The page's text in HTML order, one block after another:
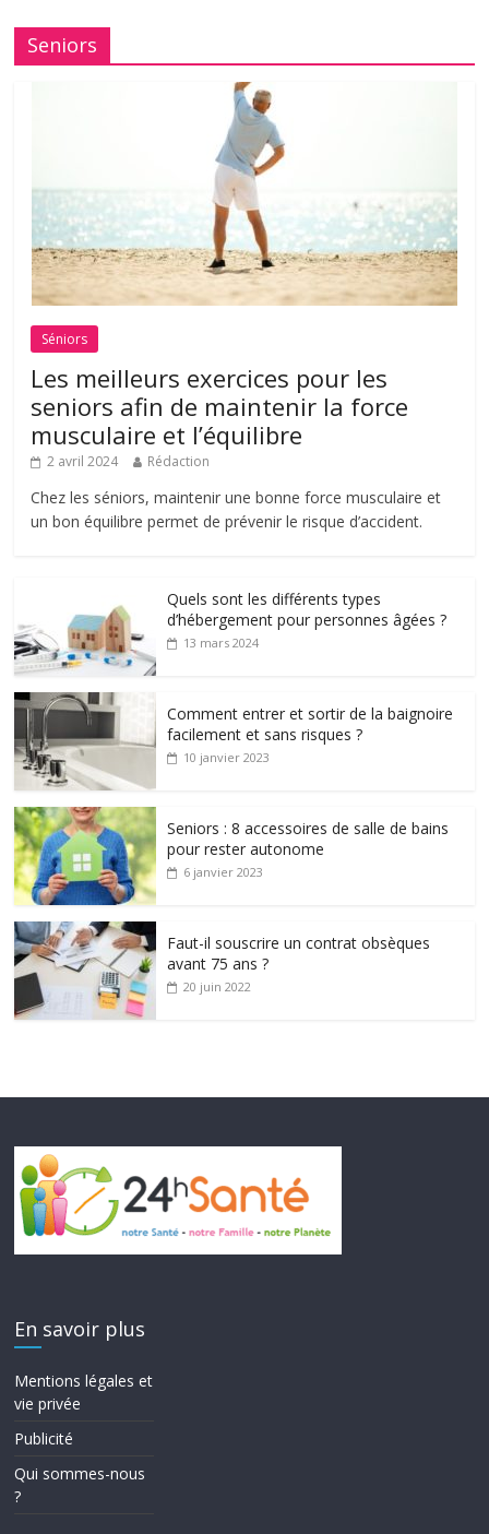
Seniors
Séniors
Les meilleurs exercices pour les
seniors afin de maintenir la force
musculaire et l’équilibre
2 avril 2024 Rédaction
Chez les séniors, maintenir une bonne force musculaire et
un bon équilibre permet de prévenir le risque d’accident.
Quels sont les différents types
d’hébergement pour personnes âgées ?
13 mars 2024
Comment entrer et sortir de la baignoire
facilement et sans risques ?
10 janvier 2023
Seniors : 8 accessoires de salle de bains
pour rester autonome
6 janvier 2023
Faut-il souscrire un contrat obsèques
avant 75 ans ?
20 juin 2022
En savoir plus
Mentions légales et
vie privée
Publicité
Qui sommes-nous
?